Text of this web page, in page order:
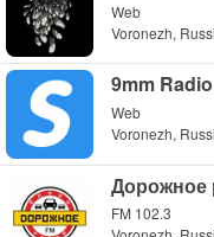
Web
Voronezh,
9mm Radio
Web
Voronezh,
Дорожное
FM 102.3